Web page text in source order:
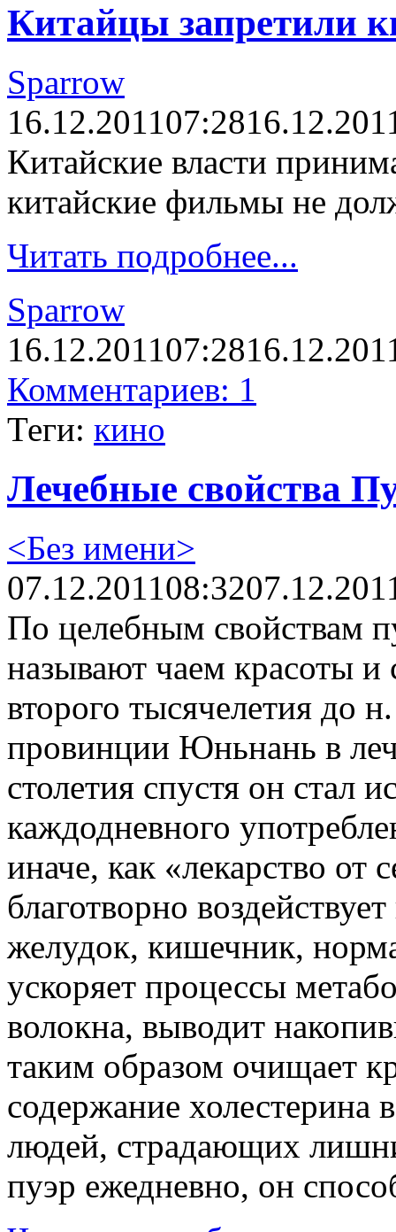
Китайцы запретили
Sparrow
16.12.201107:28
Китайские власти
китайские фильмы не
Читать подробнее...
Sparrow
16.12.201107:28
Комментариев: 1
Теги: кино
Лечебные свойства
<Без имени>
07.12.201108:32
По целебным свойствам
называют чаем красоты
второго тысячелетия до
провинции Юньнань в
столетия спустя он стал
каждодневного
иначе, как «лекарство от
благотворно
желудок, кишечник,
ускоряет процессы
волокна, выводит
таким образом очищает
содержание холестерина
людей, страдающих
пуэр ежедневно, он